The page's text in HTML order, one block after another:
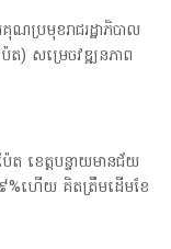
ណប្រមុខរាជរដ្ឋាភិបាល
) សម្រេចវឌ្ឍនភាព
ខេត្តបន្ទាយមានជ័យ
%ហើយ គិតត្រឹមដើមខែ